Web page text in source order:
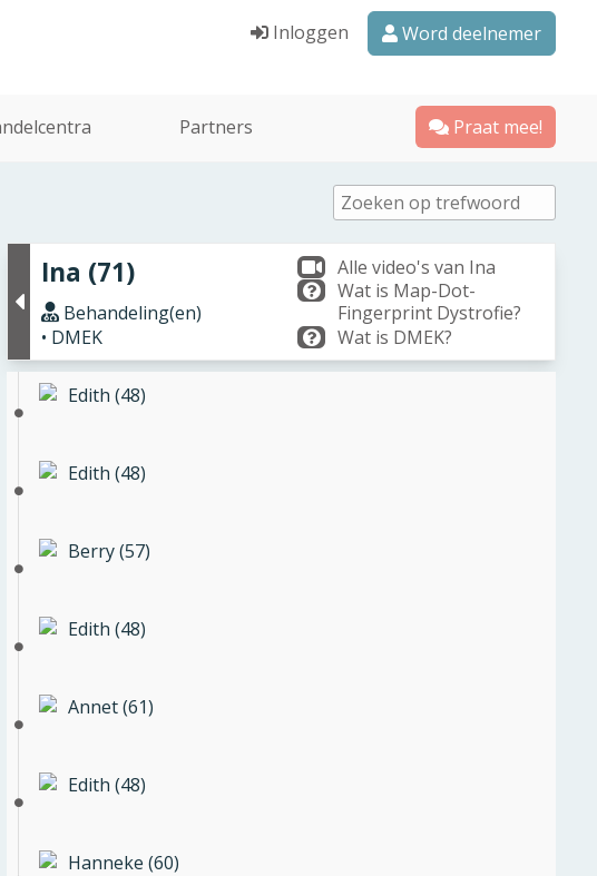
Inloggen Word deelnemer
Partners Praat mee!
Ina (71)
Behandeling(en)
• DMEK
Alle video's van Ina
Wat is Map-Dot-
Fingerprint Dystrofie?
Wat is DMEK?
Edith (48)
Edith (48)
Berry (57)
Edith (48)
Annet (61)
Edith (48)
Hanneke (60)